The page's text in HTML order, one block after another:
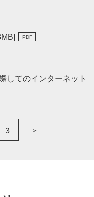
MB]
してのインターネット
3 ＞